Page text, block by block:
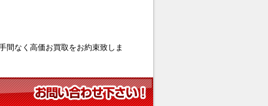
間なく高価お買取をお約束致しま